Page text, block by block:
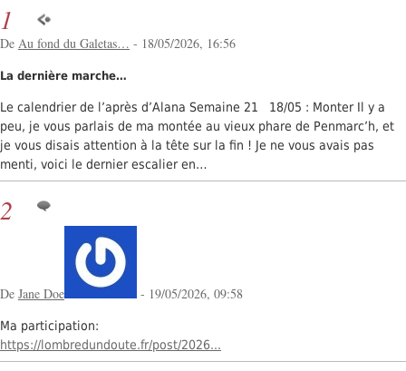
1
De Au fond du Galetas… - 18/05/2026, 16:56
La dernière marche…
Le calendrier de l’après d’Alana Semaine 21 18/05 : Monter Il y a
peu, je vous parlais de ma montée au vieux phare de Penmarc’h, et
je vous disais attention à la tête sur la fin ! Je ne vous avais pas
menti, voici le dernier escalier en…
2
De Jane Doe - 19/05/2026, 09:58
Ma participation:
https://lombredundoute.fr/post/2026...